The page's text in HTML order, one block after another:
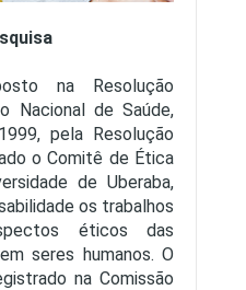
na Resolução
Nacional de Saúde,
pela Resolução
o Comitê de Ética
de Uberaba,
os trabalhos
éticos das
seres humanos. O
na Comissão